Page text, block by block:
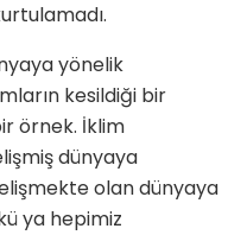
yönelik
kesildiği bir
örnek. İklim
dünyaya
olan dünyaya
ya hepimiz